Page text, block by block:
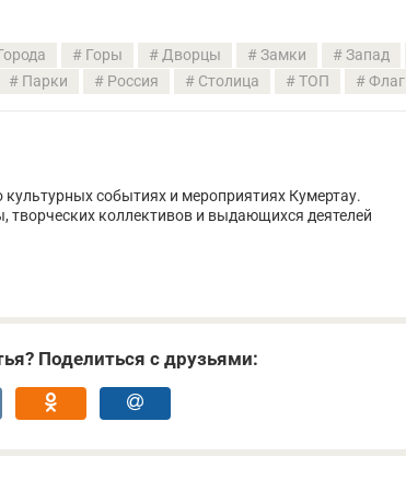
Горы Дворцы Замки
Запад
Парки Россия Столица ТОП Флаг
событиях и мероприятиях Кумертау.
творческих коллективов и выдающихся деятелей
Поделиться с друзьями: